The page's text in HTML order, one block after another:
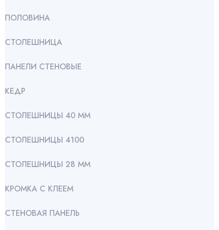
ПОЛОВИНА
СТОЛЕШНИЦА
ПАНЕЛИ СТЕНОВЫЕ
КЕДР
СТОЛЕШНИЦЫ 40 ММ
СТОЛЕШНИЦЫ 4100
СТОЛЕШНИЦЫ 28 ММ
КРОМКА С КЛЕЕМ
СТЕНОВАЯ ПАНЕЛЬ